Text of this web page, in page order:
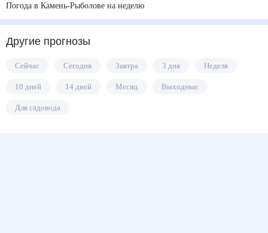
Погода в Камень-Рыболове на неделю
Другие прогнозы
Сейчас Сегодня Завтра 3 дня Неделя
10 дней 14 дней Месяц Выходные
Для садовода